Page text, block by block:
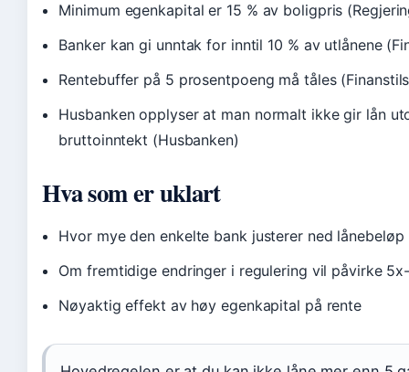
Minimum egenkapital er 15 % av boligpris
Banker kan gi unntak for inntil 10 % av utlånene
Rentebuffer på 5 prosentpoeng må tåles
Husbanken opplyser at man normalt ikke gir lån
bruttoinntekt (Husbanken)
Hva som er uklart
Hvor mye den enkelte bank justerer ned
Om fremtidige endringer i regulering vil påvirke
Nøyaktig effekt av høy egenkapital på rente